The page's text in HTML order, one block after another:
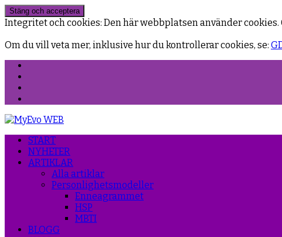
Integritet och cookies: Den här webbplatsen använder
Om du vill veta mer, inklusive hur du kontrollerar cookies, se:
START
NYHETER
ARTIKLAR
Alla artiklar
Personlighetsmodeller
Enneagrammet
HSP
MBTI
BLOGG